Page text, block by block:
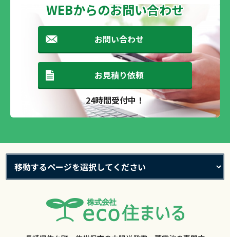
WEBからのお問い合わせ
お問い合わせ
お見積り依頼
24時間受付中！